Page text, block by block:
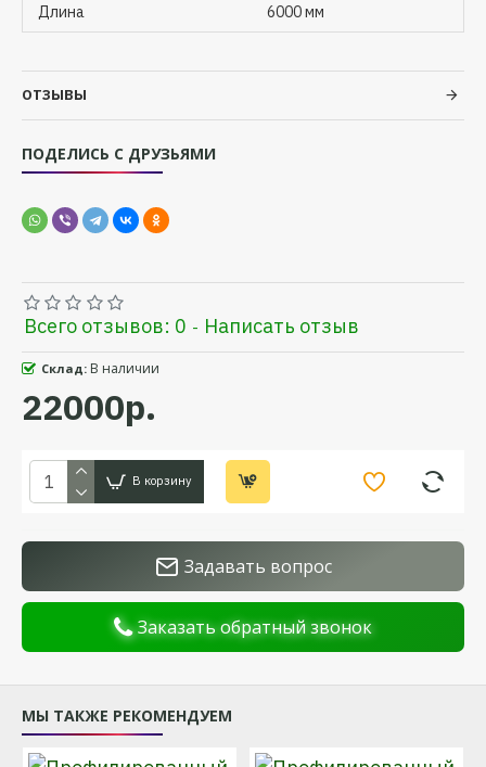
ПОДЕЛИСЬ С ДРУЗЬЯМИ
Длина 6000 мм
ОТЗЫВЫ
Всего отзывов: 0 - Написать отзыв
22000р.
Склад: В наличии
В корзину
Задавать вопрос
Заказать обратный звонок
МЫ ТАКЖЕ РЕКОМЕНДУЕМ